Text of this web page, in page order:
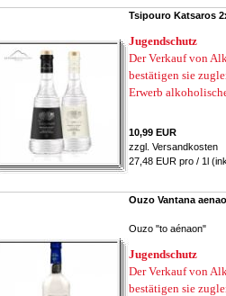
Tsipouro Katsaros
Jugendschutz
Der Verkauf von
bestätigen sie
Erwerb
10,99 EUR
zzgl. Versandkosten
27,48 EUR pro / 1l
Ouzo Vantana
Ouzo "to aénaon"
Jugendschutz
Der Verkauf von
bestätigen sie